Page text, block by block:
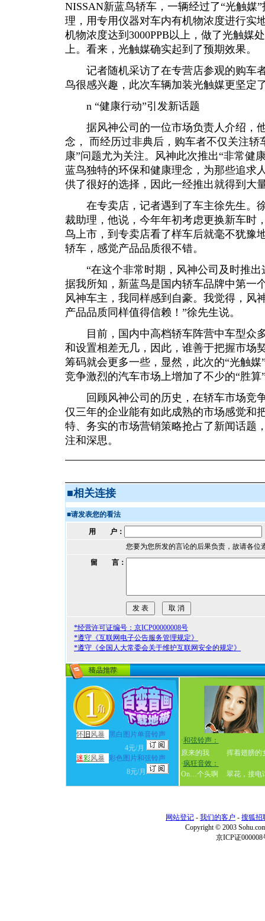
NISSAN新蓝鸟轿车，一辆经过了“光触媒
理，用专用仪器对车内有机物浓度进行实
机物浓度达到3000PPB以上，做了光触媒
上。看来，光触媒确实起到了预期效果。
记者随机采访了在专营店参观的购车
鸟很感兴趣，此次车辆加装光触媒更坚定
n “健康行动”引发新话题
据风神公司的一位市场负责人介绍，他
念， 而经历过非典后，购车者不仅关注轿
康”问题尤为关注。风神此次推出“非常健
蓝鸟独特的环保和健康理念，为那些追求
供了很好的选择，因此一经推出就得到大
在专卖店，记者遇到了车主徐先生。
裁助理，他说，今年年初考虑更换新车时
鸟上市，到专卖店看了样车后就毫不犹豫
轿车，感觉产品品质很不错。
“在这个非常时期，风神公司及时推出
据我所知，新蓝鸟是国内轿车品牌中第一
风神车主，我同样感到自豪。我觉得，风
产品品质同样值得信赖！”徐先生说。
目前，国内中高档轿车阵营中车型众
和设置相差无几，因此，谁善于把握市场
筹码就会更多一些，显然，此次的“光触
竞争激烈的汽车市场上增加了不少的“胜算
回顾风神公司的历史，在轿车市场竞
仅三年的企业能有如此成熟的市场感觉和
特、务实的市场营销策略抢占了新闻话题
注和深思。
■相关连接
■请发表您的看法
用 户：
您要为您所发的言论的后果负责，故请各位
留 言：
*经营许可证编号：京ICP00000008号
*遵守《互联网电子公告服务管理规定》
*遵守《全国人大常委会关于维护互联网安全的规定》
怀旧 风暴
黑白图片单音铃声
4元/月
迷彩风暴 彩色图片和弦铃声
8元/月
·和弦铃声：
原来的我
挥着翅膀的
·疯狂音效：
On…个头啊
翠花，接
网站登记 - 我们的客户 - 搜狐招
Copyright © 2003
京ICP证